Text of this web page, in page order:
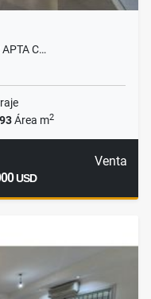
APTA C…
Área m2
Venta
USD